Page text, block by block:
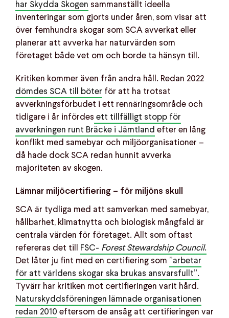
har Skydda Skogen sammanställt ideella
inventeringar som gjorts under åren, som visar att
över femhundra skogar som SCA avverkat eller
planerar att avverka har naturvärden som
företaget både vet om och borde ta hänsyn till.
Kritiken kommer även från andra håll. Redan 2022
dömdes SCA till böter för att ha trotsat
avverkningsförbudet i ett rennäringsområde och
tidigare i år infördes ett tillfälligt stopp för
avverkningen runt Bräcke i Jämtland efter en lång
konflikt med samebyar och miljöorganisationer –
då hade dock SCA redan hunnit avverka
majoriteten av skogen.
Lämnar miljöcertifiering – för miljöns skull
SCA är tydliga med att samverkan med samebyar,
hållbarhet, klimatnytta och biologisk mångfald är
centrala värden för företaget. Allt som oftast
refereras det till
FSC- Forest Stewardship Council.
Det låter ju fint med en certifiering som ”arbetar
för att världens skogar ska brukas ansvarsfullt”.
Tyvärr har kritiken mot certifieringen varit hård.
Naturskyddsföreningen lämnade organisationen
redan 2010 eftersom de ansåg att certifieringen var